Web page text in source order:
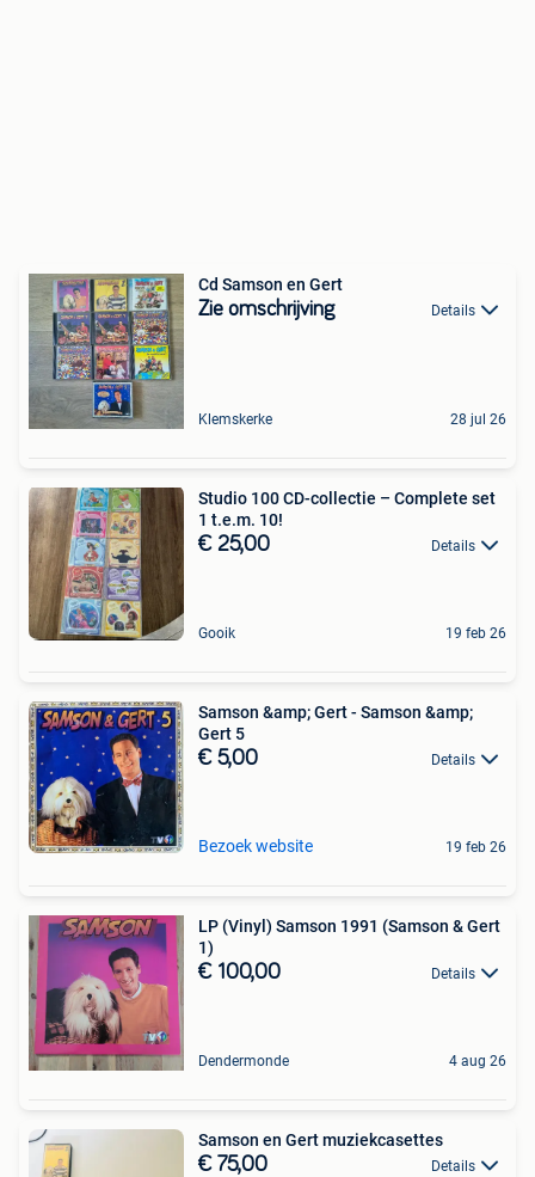
Cd Samson en Gert
Zie omschrijving Details
Klemskerke 28 jul 26
Studio 100 CD-collectie – Complete set
1 t.e.m. 10!
€ 25,00 Details
Gooik 19 feb 26
Samson &amp; Gert - Samson &amp;
Gert 5
€ 5,00 Details
Bezoek website 19 feb 26
LP (Vinyl) Samson 1991 (Samson & Gert
1)
€ 100,00 Details
Dendermonde 4 aug 26
Samson en Gert muziekcasettes
€ 75,00 Details